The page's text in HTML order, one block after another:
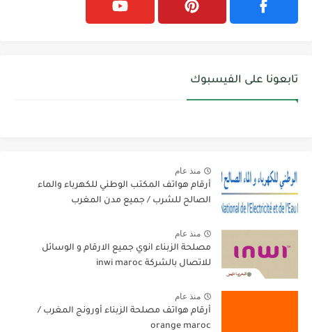
تابعونا على الفيسبوك
منذ عام
أرقام هواتف المكتب الوطني للكهرباء والماء
الصالح للشرب / جميع مدن المغرب
منذ عام
مصلحة الزبناء انوي جميع الارقام و الوسائل
للاتصال بالشركة inwi maroc
منذ عام
أرقام هواتف مصلحة الزبناء أورونج المغرب /
orange maroc